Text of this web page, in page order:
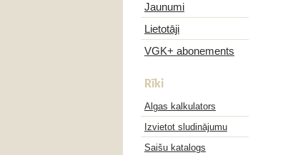
Jaunumi
Lietotāji
VGK+ abonements
Rīki
Algas kalkulators
Izvietot sludinājumu
Saišu katalogs